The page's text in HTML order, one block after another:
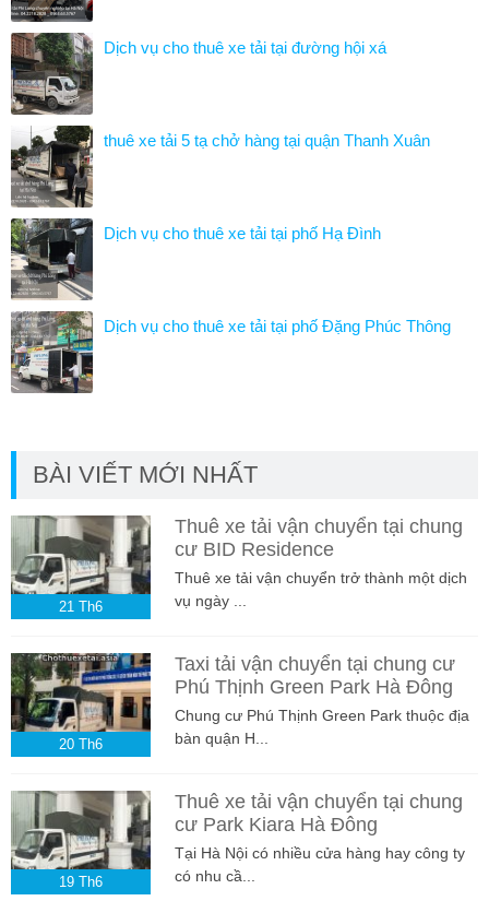
Dịch vụ cho thuê xe tải tại đường hội xá
thuê xe tải 5 tạ chở hàng tại quận Thanh Xuân
Dịch vụ cho thuê xe tải tại phố Hạ Đình
Dịch vụ cho thuê xe tải tại phố Đặng Phúc Thông
BÀI VIẾT MỚI NHẤT
21 Th6
Thuê xe tải vận chuyển tại chung
cư BID Residence
Thuê xe tải vận chuyển trở thành một dịch
vụ ngày ...
20 Th6
Taxi tải vận chuyển tại chung cư
Phú Thịnh Green Park Hà Đông
Chung cư Phú Thịnh Green Park thuộc địa
bàn quận H...
19 Th6
Thuê xe tải vận chuyển tại chung
cư Park Kiara Hà Đông
Tại Hà Nội có nhiều cửa hàng hay công ty
có nhu cầ...